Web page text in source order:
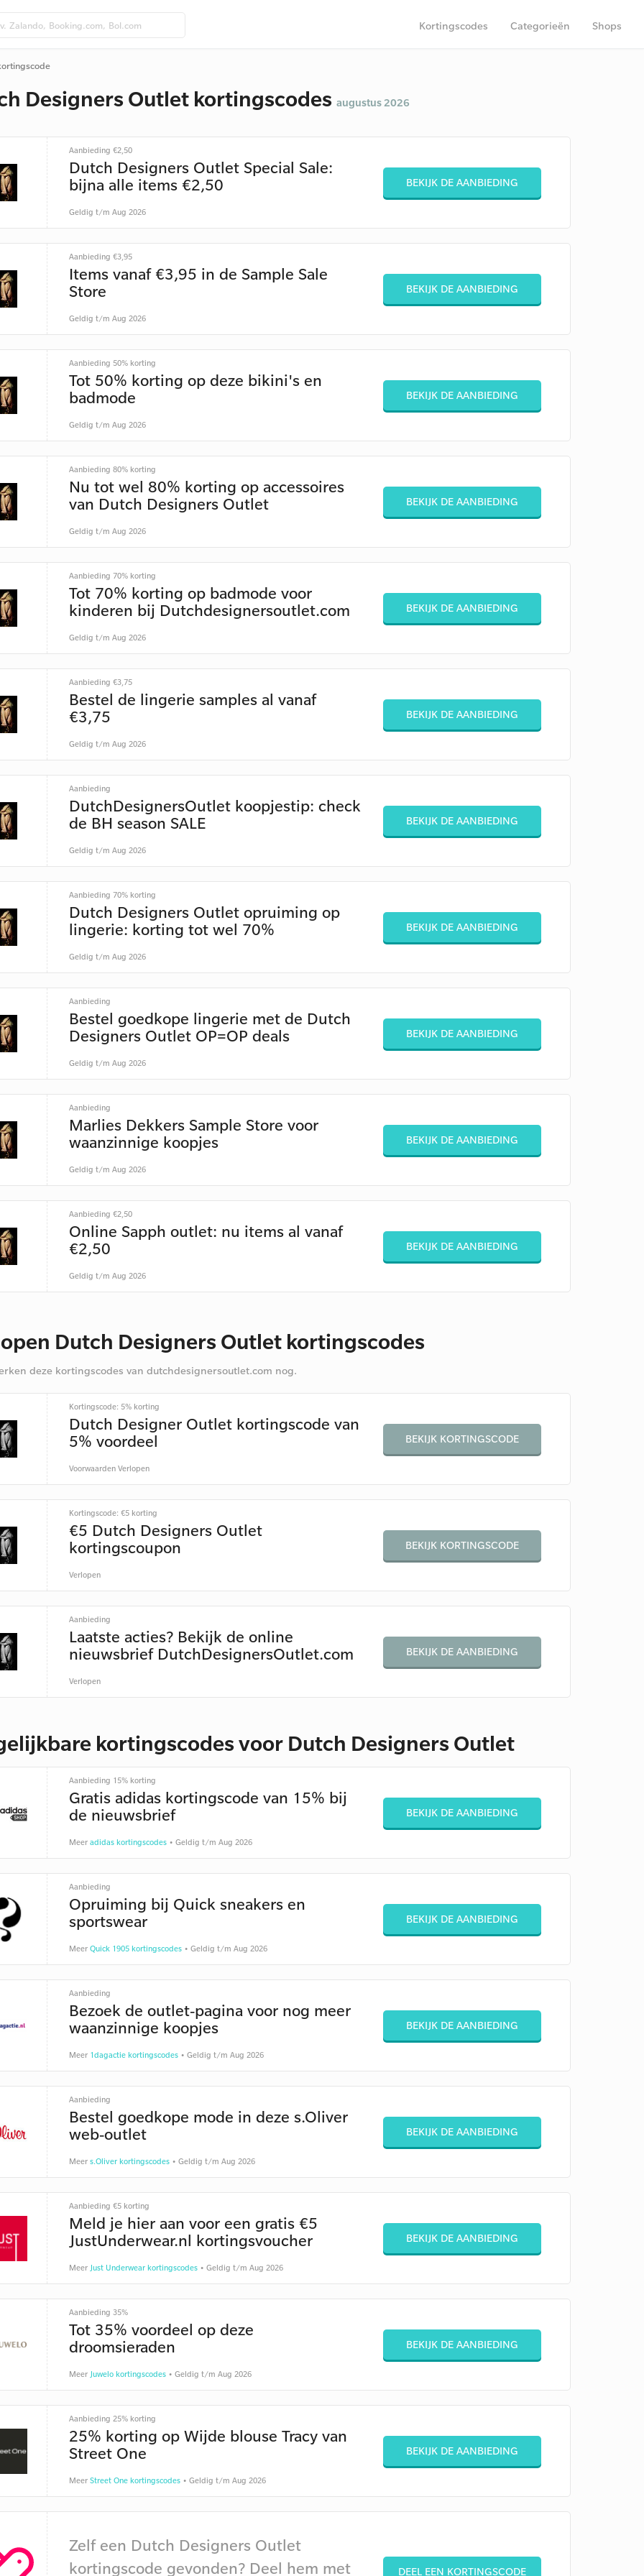
Kortingscodes Categorieën Shops
Designers Outlet kortingscodes augustus 2026
Aanbieding €2,50
Dutch Designers Outlet Special Sale:
bijna alle items €2,50
Geldig t/m Aug 2026
BEKIJK DE AANBIEDING
Aanbieding €3,95
Items vanaf €3,95 in de Sample Sale
Store
Geldig t/m Aug 2026
BEKIJK DE AANBIEDING
Aanbieding 50% korting
Tot 50% korting op deze bikini's en
badmode
Geldig t/m Aug 2026
BEKIJK DE AANBIEDING
Aanbieding 80% korting
Nu tot wel 80% korting op accessoires
van Dutch Designers Outlet
Geldig t/m Aug 2026
BEKIJK DE AANBIEDING
Aanbieding 70% korting
Tot 70% korting op badmode voor
kinderen bij Dutchdesignersoutlet.com
Geldig t/m Aug 2026
BEKIJK DE AANBIEDING
Aanbieding €3,75
Bestel de lingerie samples al vanaf
€3,75
Geldig t/m Aug 2026
BEKIJK DE AANBIEDING
Aanbieding
DutchDesignersOutlet koopjestip: check
de BH season SALE
Geldig t/m Aug 2026
BEKIJK DE AANBIEDING
Aanbieding 70% korting
Dutch Designers Outlet opruiming op
lingerie: korting tot wel 70%
Geldig t/m Aug 2026
BEKIJK DE AANBIEDING
Aanbieding
Bestel goedkope lingerie met de Dutch
Designers Outlet OP=OP deals
Geldig t/m Aug 2026
BEKIJK DE AANBIEDING
Aanbieding
Marlies Dekkers Sample Store voor
waanzinnige koopjes
Geldig t/m Aug 2026
BEKIJK DE AANBIEDING
Aanbieding €2,50
Online Sapph outlet: nu items al vanaf
€2,50
Geldig t/m Aug 2026
BEKIJK DE AANBIEDING
Dutch Designers Outlet kortingscodes
deze kortingscodes van dutchdesignersoutlet.com nog.
Kortingscode: 5% korting
Dutch Designer Outlet kortingscode van
5% voordeel
VoorwaardenVerlopen
BEKIJK KORTINGSCODE
Kortingscode: €5 korting
€5 Dutch Designers Outlet
kortingscoupon
Verlopen
BEKIJK KORTINGSCODE
Aanbieding
Laatste acties? Bekijk de online
nieuwsbrief DutchDesignersOutlet.com
Verlopen
BEKIJK DE AANBIEDING
kortingscodes voor Dutch Designers Outlet
Aanbieding 15% korting
Gratis adidas kortingscode van 15% bij
de nieuwsbrief
Meer adidas kortingscodes• Geldig t/m Aug 2026
BEKIJK DE AANBIEDING
Aanbieding
Opruiming bij Quick sneakers en
sportswear
Meer Quick 1905 kortingscodes• Geldig t/m Aug 2026
BEKIJK DE AANBIEDING
Aanbieding
Bezoek de outlet-pagina voor nog meer
waanzinnige koopjes
Meer 1dagactie kortingscodes• Geldig t/m Aug 2026
BEKIJK DE AANBIEDING
Aanbieding
Bestel goedkope mode in deze s.Oliver
web-outlet
Meer s.Oliver kortingscodes• Geldig t/m Aug 2026
BEKIJK DE AANBIEDING
Aanbieding €5 korting
Meld je hier aan voor een gratis €5
JustUnderwear.nl kortingsvoucher
Meer Just Underwear kortingscodes• Geldig t/m Aug 2026
BEKIJK DE AANBIEDING
Aanbieding 35%
Tot 35% voordeel op deze
droomsieraden
Meer Juwelo kortingscodes• Geldig t/m Aug 2026
BEKIJK DE AANBIEDING
Aanbieding 25% korting
25% korting op Wijde blouse Tracy van
Street One
Meer Street One kortingscodes• Geldig t/m Aug 2026
BEKIJK DE AANBIEDING
Zelf een Dutch Designers Outlet
kortingscode gevonden? Deel hem met
DEEL EEN KORTINGSCODE